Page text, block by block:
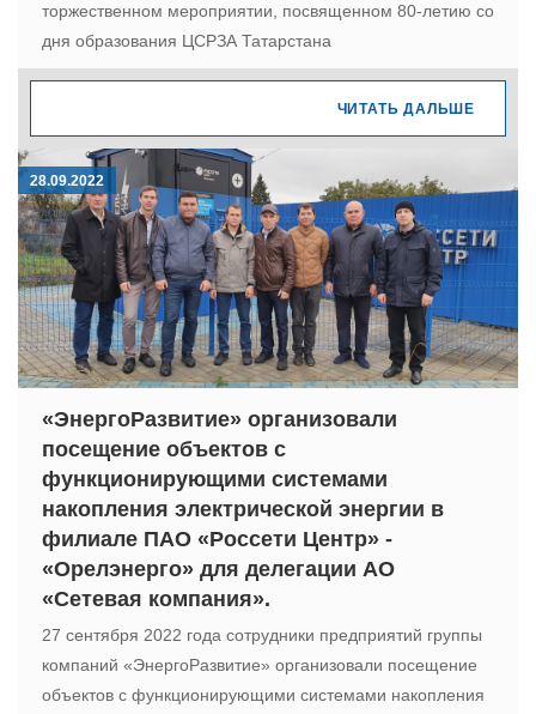
торжественном мероприятии, посвященном 80-летию со
дня образования ЦСРЗА Татарстана
ЧИТАТЬ ДАЛЬШЕ
28.09.2022
«ЭнергоРазвитие» организовали
посещение объектов с
функционирующими системами
накопления электрической энергии в
филиале ПАО «Россети Центр» -
«Орелэнерго» для делегации АО
«Сетевая компания».
27 сентября 2022 года сотрудники предприятий группы
компаний «ЭнергоРазвитие» организовали посещение
объектов с функционирующими системами накопления